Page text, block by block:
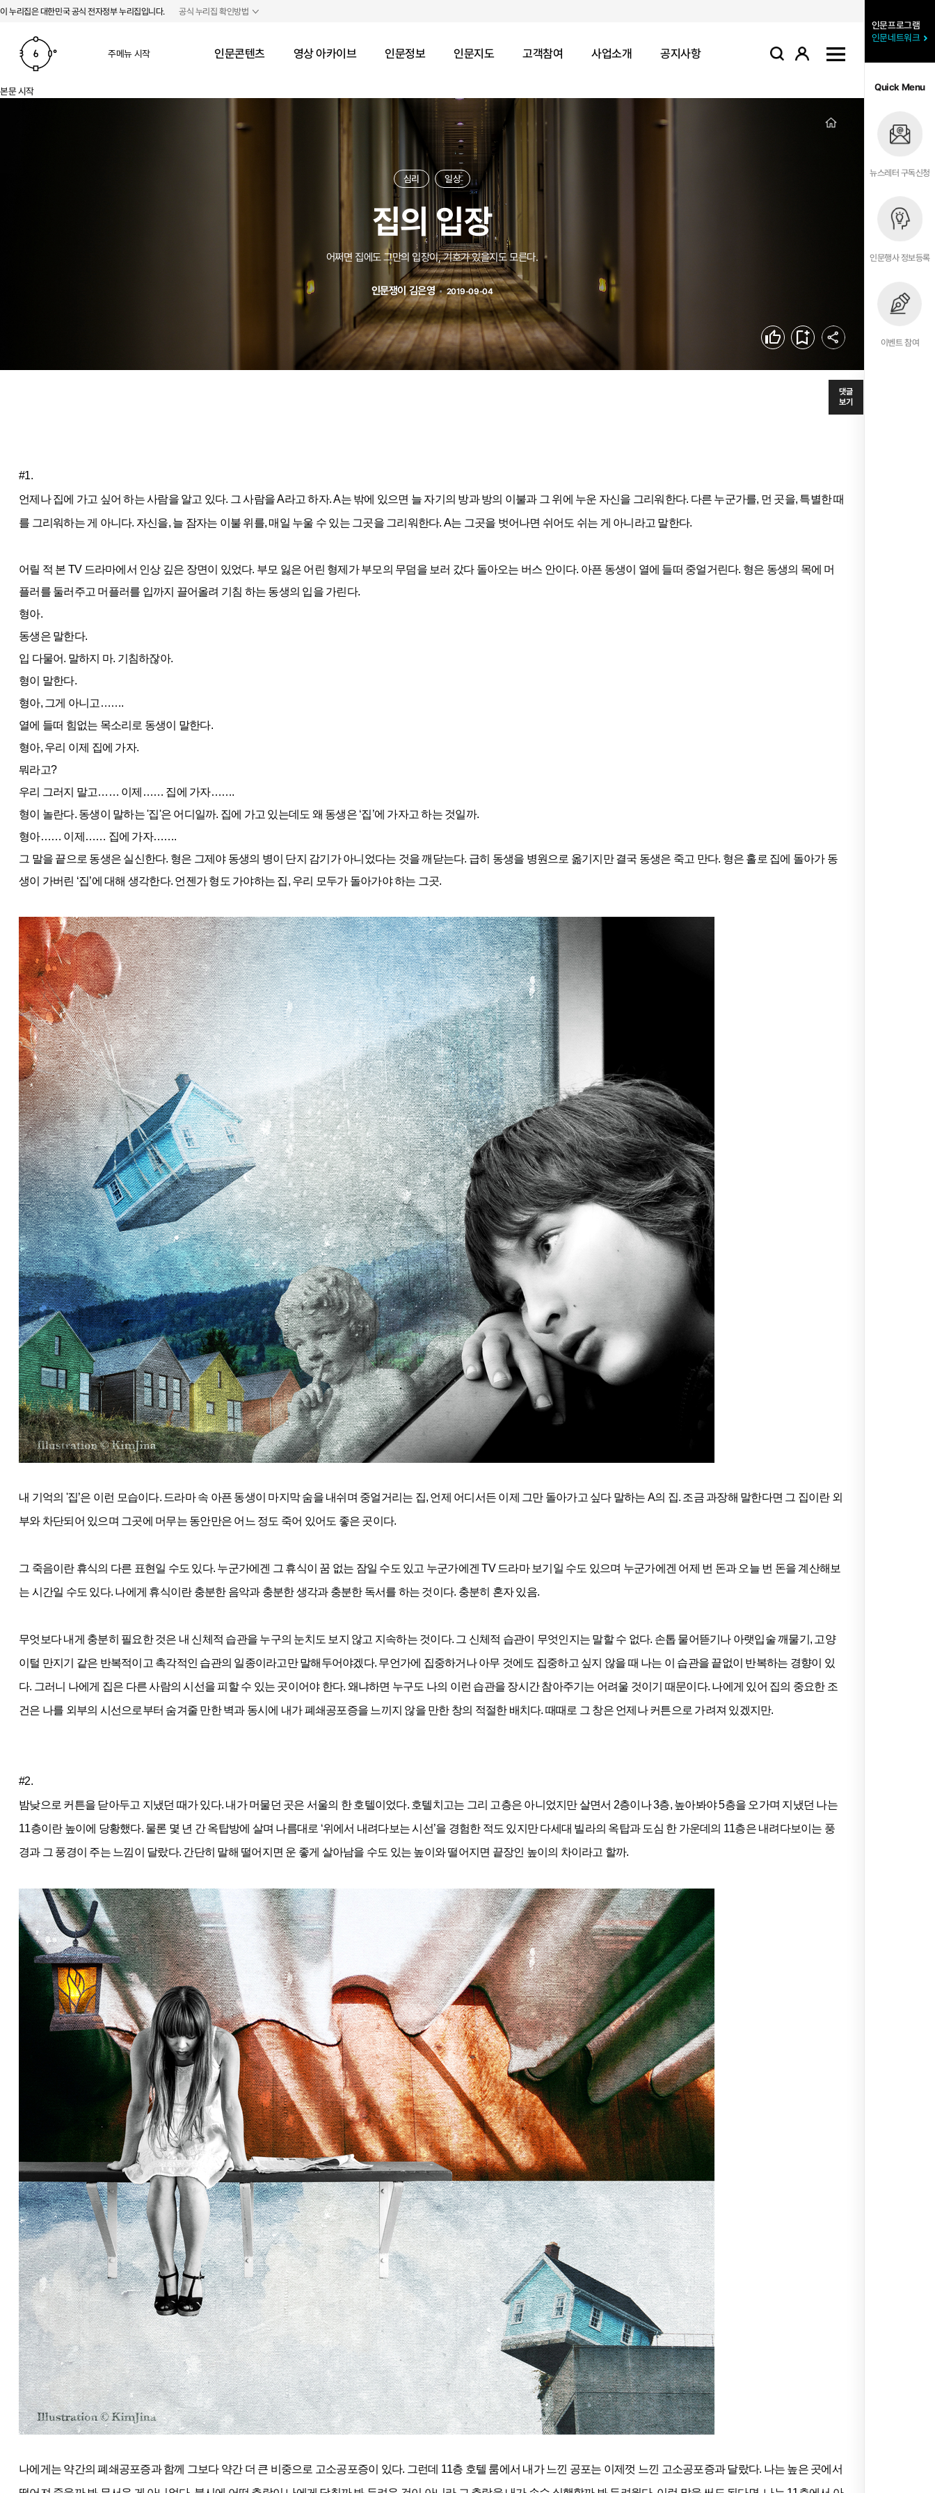
본문 바로가기
주메뉴 바로가기
이 누리집은 대한민국 공식 전자정부 누리집입니다. 공식 누리집 확인방법
주메뉴 시작 인문콘텐츠 영상 아카이브 인문정보 인문지도 고객참여 사업소개 공지사항 검색 로그인 사이트맵
인문프로그램
인문네트워크
Quick Menu
뉴스레터 구독신청
인문행사 정보등록
이벤트 참여
본문 시작
심리 일상
집의 입장
어쩌면 집에도 그만의 입장이, 기호가 있을지도 모른다.
인문쟁이 김은영 2019-09-04
좋아요 북마크
#1.
언제나 집에 가고 싶어 하는 사람을 알고 있다. 그 사람을 A라고 하자. A는 밖에 있으면 늘 자기의 방과 방의 이불과 그 위에 누운 자신을 그리워한다. 다른 누군가를, 먼 곳을, 특별한 때
를 그리워하는 게 아니다. 자신을, 늘 잠자는 이불 위를, 매일 누울 수 있는 그곳을 그리워한다. A는 그곳을 벗어나면 쉬어도 쉬는 게 아니라고 말한다.
어릴 적 본 TV 드라마에서 인상 깊은 장면이 있었다. 부모 잃은 어린 형제가 부모의 무덤을 보러 갔다 돌아오는 버스 안이다. 아픈 동생이 열에 들떠 중얼거린다. 형은 동생의 목에 머
플러를 둘러주고 머플러를 입까지 끌어올려 기침 하는 동생의 입을 가린다.
형아.
동생은 말한다.
입 다물어. 말하지 마. 기침하잖아.
형이 말한다.
형아, 그게 아니고…….
열에 들떠 힘없는 목소리로 동생이 말한다.
형아, 우리 이제 집에 가자.
뭐라고?
우리 그러지 말고…… 이제…… 집에 가자…….
형이 놀란다. 동생이 말하는 '집'은 어디일까. 집에 가고 있는데도 왜 동생은 ‘집’에 가자고 하는 것일까.
형아…… 이제…… 집에 가자…….
그 말을 끝으로 동생은 실신한다. 형은 그제야 동생의 병이 단지 감기가 아니었다는 것을 깨닫는다. 급히 동생을 병원으로 옮기지만 결국 동생은 죽고 만다. 형은 홀로 집에 돌아가 동
생이 가버린 ‘집’에 대해 생각한다. 언젠가 형도 가야하는 집, 우리 모두가 돌아가야 하는 그곳.
내 기억의 '집’은 이런 모습이다. 드라마 속 아픈 동생이 마지막 숨을 내쉬며 중얼거리는 집, 언제 어디서든 이제 그만 돌아가고 싶다 말하는 A의 집. 조금 과장해 말한다면 그 집이란 외
부와 차단되어 있으며 그곳에 머무는 동안만은 어느 정도 죽어 있어도 좋은 곳이다.
그 죽음이란 휴식의 다른 표현일 수도 있다. 누군가에겐 그 휴식이 꿈 없는 잠일 수도 있고 누군가에겐 TV 드라마 보기일 수도 있으며 누군가에겐 어제 번 돈과 오늘 번 돈을 계산해보
는 시간일 수도 있다. 나에게 휴식이란 충분한 음악과 충분한 생각과 충분한 독서를 하는 것이다. 충분히 혼자 있음.
무엇보다 내게 충분히 필요한 것은 내 신체적 습관을 누구의 눈치도 보지 않고 지속하는 것이다. 그 신체적 습관이 무엇인지는 말할 수 없다. 손톱 물어뜯기나 아랫입술 깨물기, 고양
이털 만지기 같은 반복적이고 촉각적인 습관의 일종이라고만 말해두어야겠다. 무언가에 집중하거나 아무 것에도 집중하고 싶지 않을 때 나는 이 습관을 끝없이 반복하는 경향이 있
다. 그러니 나에게 집은 다른 사람의 시선을 피할 수 있는 곳이어야 한다. 왜냐하면 누구도 나의 이런 습관을 장시간 참아주기는 어려울 것이기 때문이다. 나에게 있어 집의 중요한 조
건은 나를 외부의 시선으로부터 숨겨줄 만한 벽과 동시에 내가 폐쇄공포증을 느끼지 않을 만한 창의 적절한 배치다. 때때로 그 창은 언제나 커튼으로 가려져 있겠지만.
#2.
밤낮으로 커튼을 닫아두고 지냈던 때가 있다. 내가 머물던 곳은 서울의 한 호텔이었다. 호텔치고는 그리 고층은 아니었지만 살면서 2층이나 3층, 높아봐야 5층을 오가며 지냈던 나는
11층이란 높이에 당황했다. 물론 몇 년 간 옥탑방에 살며 나름대로 ‘위에서 내려다보는 시선’을 경험한 적도 있지만 다세대 빌라의 옥탑과 도심 한 가운데의 11층은 내려다보이는 풍
경과 그 풍경이 주는 느낌이 달랐다. 간단히 말해 떨어지면 운 좋게 살아남을 수도 있는 높이와 떨어지면 끝장인 높이의 차이라고 할까.
나에게는 약간의 폐쇄공포증과 함께 그보다 약간 더 큰 비중으로 고소공포증이 있다. 그런데 11층 호텔 룸에서 내가 느낀 공포는 이제껏 느낀 고소공포증과 달랐다. 나는 높은 곳에서
댓글
보기